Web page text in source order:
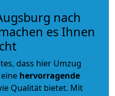
nach
es Ihnen
dass hier Umzug
hervorragende
Qualität bietet. Mit